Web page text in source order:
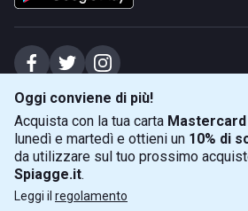
Oggi conviene di più!
Acquista con la tua carta Mastercard
lunedì e martedì e ottieni un 10% di
da utilizzare sul tuo prossimo
Spiagge.it.
Leggi il regolamento
Spiagge Srl - Sede legale: Via Marecchiese 48,
capitale sociale Euro 31245,57 - Iscritta al
Sede operativa: Via Flaminia 180, 47924 Rimini
info@spiagge.it - p.i./c.f. 04536640404
© 2026 Spiagge Srl. Tutti i diritti